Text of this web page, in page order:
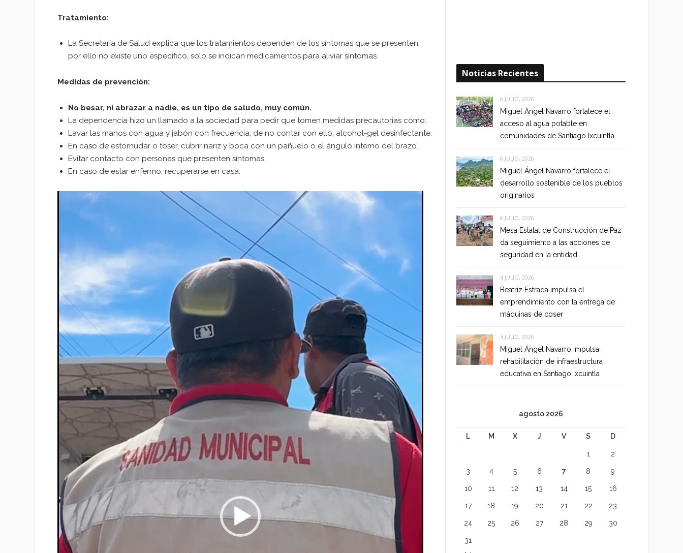
Tratamiento:
La Secretaría de Salud explica que los tratamientos dependen de los síntomas que se presenten,
por ello no existe uno específico, solo se indican medicamentos para aliviar síntomas.
Medidas de prevención:
No besar, ni abrazar a nadie, es un tipo de saludo, muy común.
La dependencia hizo un llamado a la sociedad para pedir que tomen medidas precautorias cómo:
Lavar las manos con agua y jabón con frecuencia, de no contar con ello, alcohol-gel desinfectante.
En caso de estornudar o toser, cubrir nariz y boca con un pañuelo o el ángulo interno del brazo.
Evitar contacto con personas que presenten síntomas.
En caso de estar enfermo, recuperarse en casa.
Reproductor
Noticias Recientes
6 JULIO, 2026
Miguel Ángel Navarro fortalece el
acceso al agua potable en
comunidades de Santiago Ixcuintla
6 JULIO, 2026
Miguel Ángel Navarro fortalece el
desarrollo sostenible de los pueblos
originarios
6 JULIO, 2026
Mesa Estatal de Construcción de Paz
da seguimiento a las acciones de
seguridad en la entidad
4 JULIO, 2026
Beatriz Estrada impulsa el
emprendimiento con la entrega de
máquinas de coser
4 JULIO, 2026
Miguel Ángel Navarro impulsa
rehabilitación de infraestructura
educativa en Santiago Ixcuintla
agosto 2026
L M X J V S D
1 2
3 4 5 6 7 8 9
10 11 12 13 14 15 16
17 18 19 20 21 22 23
24 25 26 27 28 29 30
31